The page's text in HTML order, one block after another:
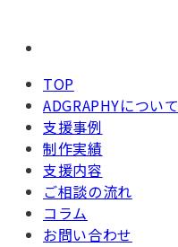
TOP
ADGRAPHYについて
支援事例
制作実績
支援内容
ご相談の流れ
コラム
お問い合わせ